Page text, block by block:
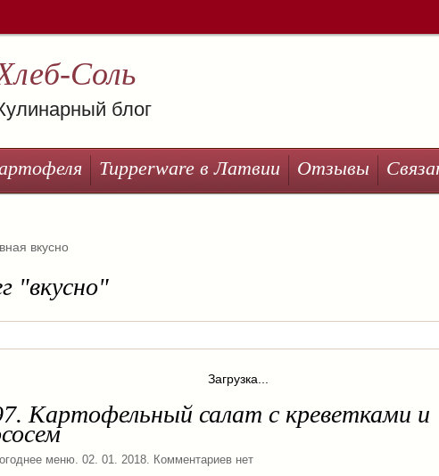
Соль
блог
Tupperware в Латвии Отзывы
вкусно
"вкусно"
Загрузка...
Картофельный салат с креветками и
меню. 02. 01. 2018. Комментариев нет